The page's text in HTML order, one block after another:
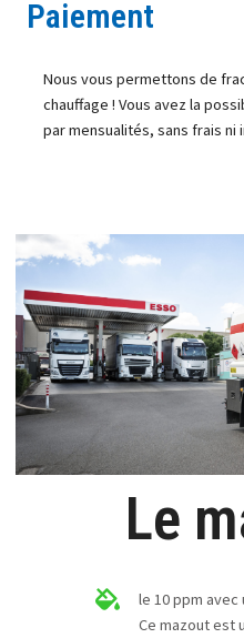
Paiement
Nous vous permettons de
chauffage ! Vous avez la
par mensualités, sans frais ni
Le
le 10 ppm avec
Ce mazout est